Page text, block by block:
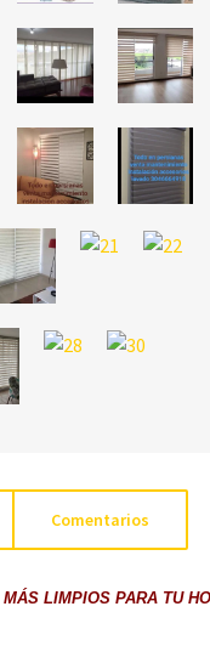
Comentarios
LIMPIOS PARA TU